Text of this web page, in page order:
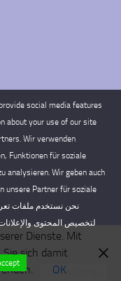
social media features
about your use of our site
Wir verwenden
Funktionen für soziale
analysieren. Wir geben auch
unsere Partner für soziale
لتخصيص المحتوى
Cookies settings
Dienste. Mit
sich damit
OK